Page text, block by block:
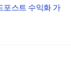
포스트 수익화 가